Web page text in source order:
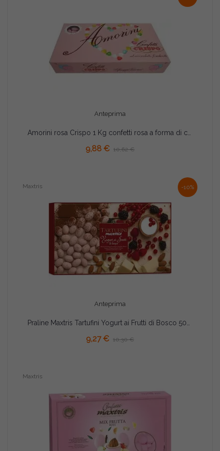
Anteprima
9,88 € 10,62 €
-10%
Anteprima
Maxtris
9,27 € 10,30 €
Maxtris